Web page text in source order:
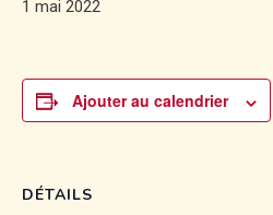
1 mai 2022
Ajouter au calendrier
DÉTAILS